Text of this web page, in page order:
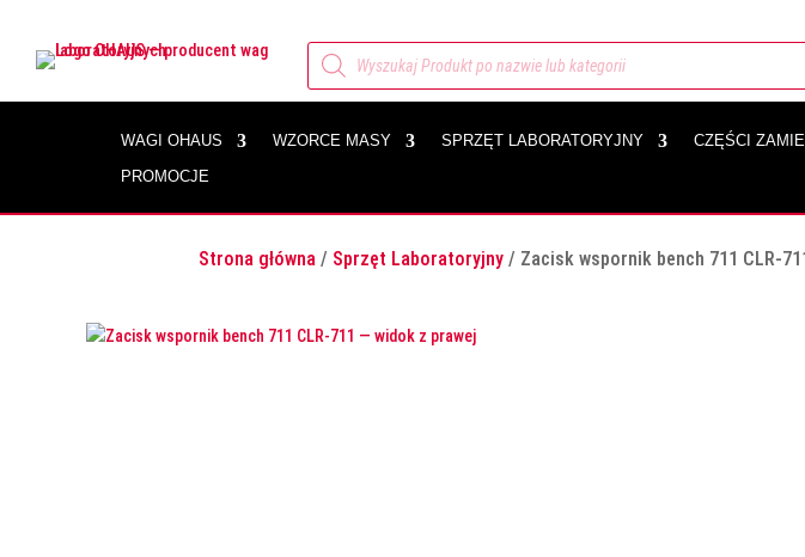
Wyszukiwarka
produktów
WAGI OHAUS WZORCE MASY SPRZĘT LABORATORYJNY CZĘŚCI
PROMOCJE
Strona główna / Sprzęt Laboratoryjny / Zacisk wspornik bench 711 CLR-